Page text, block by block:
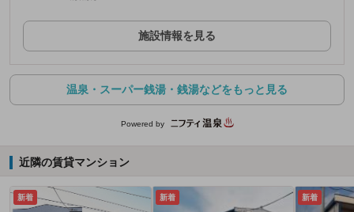
施設情報を見る
温泉・スーパー銭湯・銭湯などをもっと見る
Powered by
近隣の賃貸マンション
新着 新着 新着